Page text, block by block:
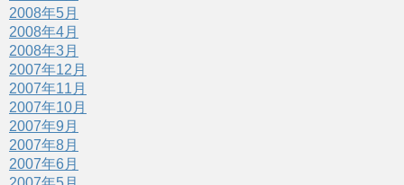
2008年5月
2008年4月
2008年3月
2007年12月
2007年11月
2007年10月
2007年9月
2007年8月
2007年6月